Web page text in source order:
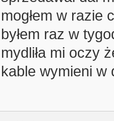
mogłem w razie
byłem raz w
mydliła mi oczy
kable wymieni w